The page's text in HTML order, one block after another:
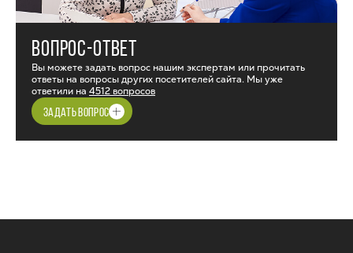
ВОПРОС-ОТВЕТ
Вы можете задать вопрос нашим экспертам или прочитать
ответы на вопросы других посетителей сайта. Мы уже
ответили на 4512 вопросов
ЗАДАТЬ ВОПРОС